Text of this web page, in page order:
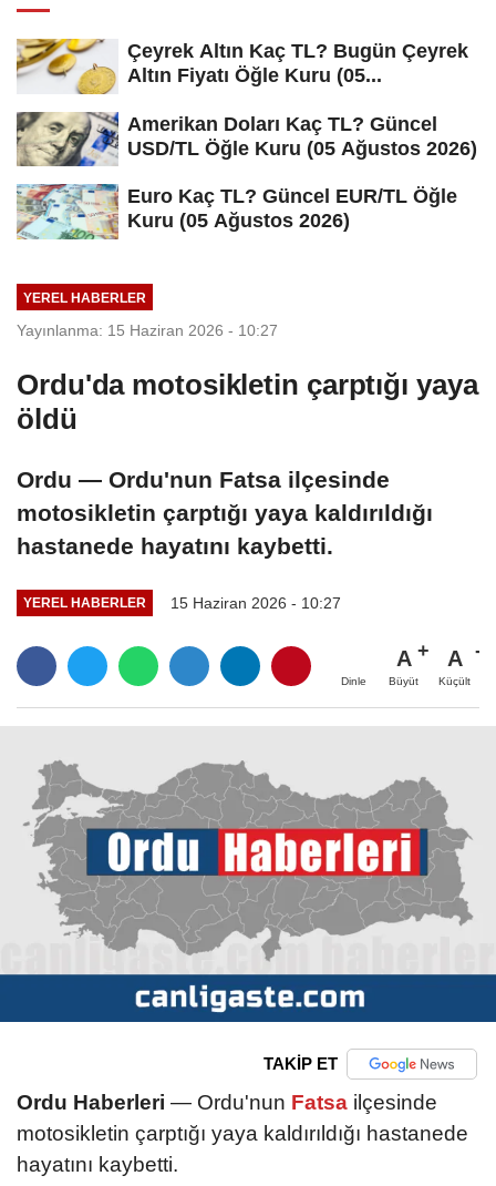
Çeyrek Altın Kaç TL? Bugün Çeyrek
Altın Fiyatı Öğle Kuru (05...
Amerikan Doları Kaç TL? Güncel
USD/TL Öğle Kuru (05 Ağustos 2026)
Euro Kaç TL? Güncel EUR/TL Öğle
Kuru (05 Ağustos 2026)
YEREL HABERLER
Yayınlanma: 15 Haziran 2026 - 10:27
Ordu'da motosikletin çarptığı yaya
öldü
Ordu — Ordu'nun Fatsa ilçesinde
motosikletin çarptığı yaya kaldırıldığı
hastanede hayatını kaybetti.
YEREL HABERLER 15 Haziran 2026 - 10:27
Dinle
A
Büyüt
A
Küçült
TAKİP ET
Ordu Haberleri — Ordu'nun Fatsa ilçesinde
motosikletin çarptığı yaya kaldırıldığı hastanede
hayatını kaybetti.